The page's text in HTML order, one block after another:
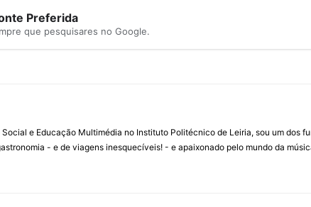
Preferida
que pesquisares no Google.
e Educação Multimédia no Instituto Politécnico de Leiria, sou um dos
- e de viagens inesquecíveis! - e apaixonado pelo mundo da